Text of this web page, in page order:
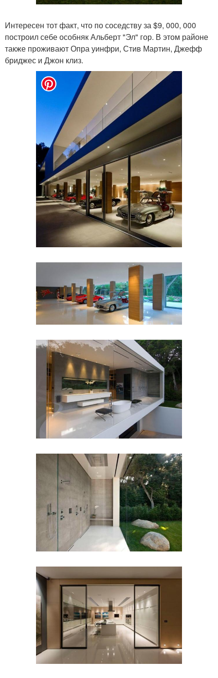
Интересен тот факт, что по соседству за $9, 000, 000
построил себе особняк Альберт "Эл" гор. В этом районе
также проживают Опра уинфри, Стив Мартин, Джефф
бриджес и Джон клиз.